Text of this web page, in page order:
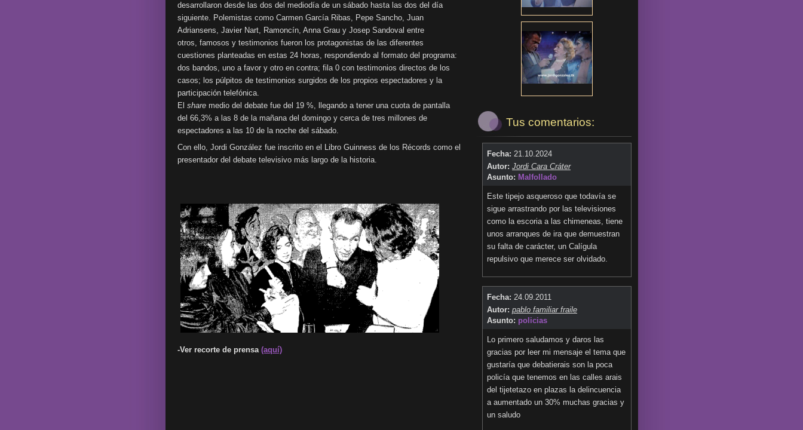
desarrollaron desde las dos del mediodía de un sábado hasta las dos del día
siguiente. Polemistas como Carmen García Ribas, Pepe Sancho, Juan
Adriansens, Javier Nart, Ramoncín, Anna Grau y Josep Sandoval entre
otros, famosos y testimonios fueron los protagonistas de las diferentes
cuestiones planteadas en estas 24 horas, respondiendo al formato del programa:
dos bandos, uno a favor y otro en contra; fila 0 con testimonios directos de los
casos; los púlpitos de testimonios surgidos de los propios espectadores y la
participación telefónica.
El share medio del debate fue del 19 %, llegando a tener una cuota de pantalla
del 66,3% a las 8 de la mañana del domingo y cerca de tres millones de
espectadores a las 10 de la noche del sábado.
Con ello, Jordi González fue inscrito en el Libro Guinness de los Récords como el
presentador del debate televisivo más largo de la historia.
-Ver recorte de prensa (aquí)
Tus comentarios:
Fecha: 21.10.2024
Autor: Jordi Cara Cráter
Asunto: Malfollado
Este tipejo asqueroso que todavía se
sigue arrastrando por las televisiones
como la escoria a las chimeneas, tiene
unos arranques de ira que demuestran
su falta de carácter, un Calígula
repulsivo que merece ser olvidado.
Fecha: 24.09.2011
Autor: pablo familiar fraile
Asunto: policias
Lo primero saludamos y daros las
gracias por leer mi mensaje el tema que
gustaría que debatierais son la poca
policía que tenemos en las calles arais
del tijetetazo en plazas la delincuencia
a aumentado un 30% muchas gracias y
un saludo